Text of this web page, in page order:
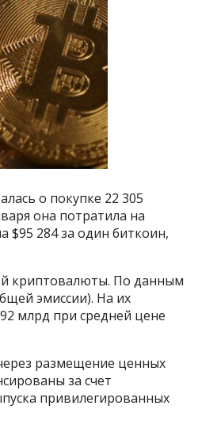
о покупке 22 305
она потратила на
$95 284 за один биткоин,
криптовалюты. По данным
эмиссии). На их
млрд при средней цене
размещение ценных
за счет
привилегированных